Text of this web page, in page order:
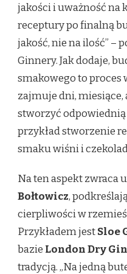
jakości i uważność na
receptury po finalną
jakość, nie na ilość” –
Ginnery. Jak dodaje,
smakowego to proces
zajmuje dni, miesiące,
stworzyć
przykład stworzenie
smaku wiśni i
Na ten aspekt zwraca
Bołtowicz,
cierpliwości w
Przykładem jestSloe
bazie London Dry Gin
tradycją. „Na jedną